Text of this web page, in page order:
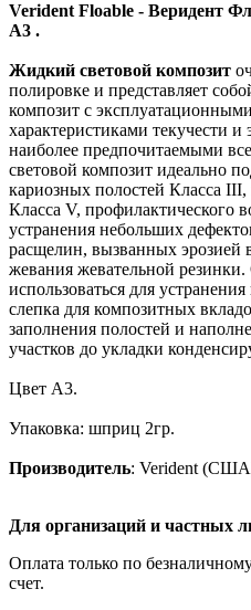
Verident Floable - Веридент
А3 .
Жидкий световой композит
полировке и представляет
композит с
характеристиками текучести
наиболее предпочитаемыми
световой композит идеально
кариозных полостей Класса
Класса V, профилактического
устранения небольших
расщелин, вызванных эрозией
жевания жевательной
использоваться для
слепка для композитных
заполнения полостей и
участков до укладки
Цвет А3.
Упаковка: шприц 2гр.
Производитель: Verident
Для организаций и частных
Оплата только по
счет.